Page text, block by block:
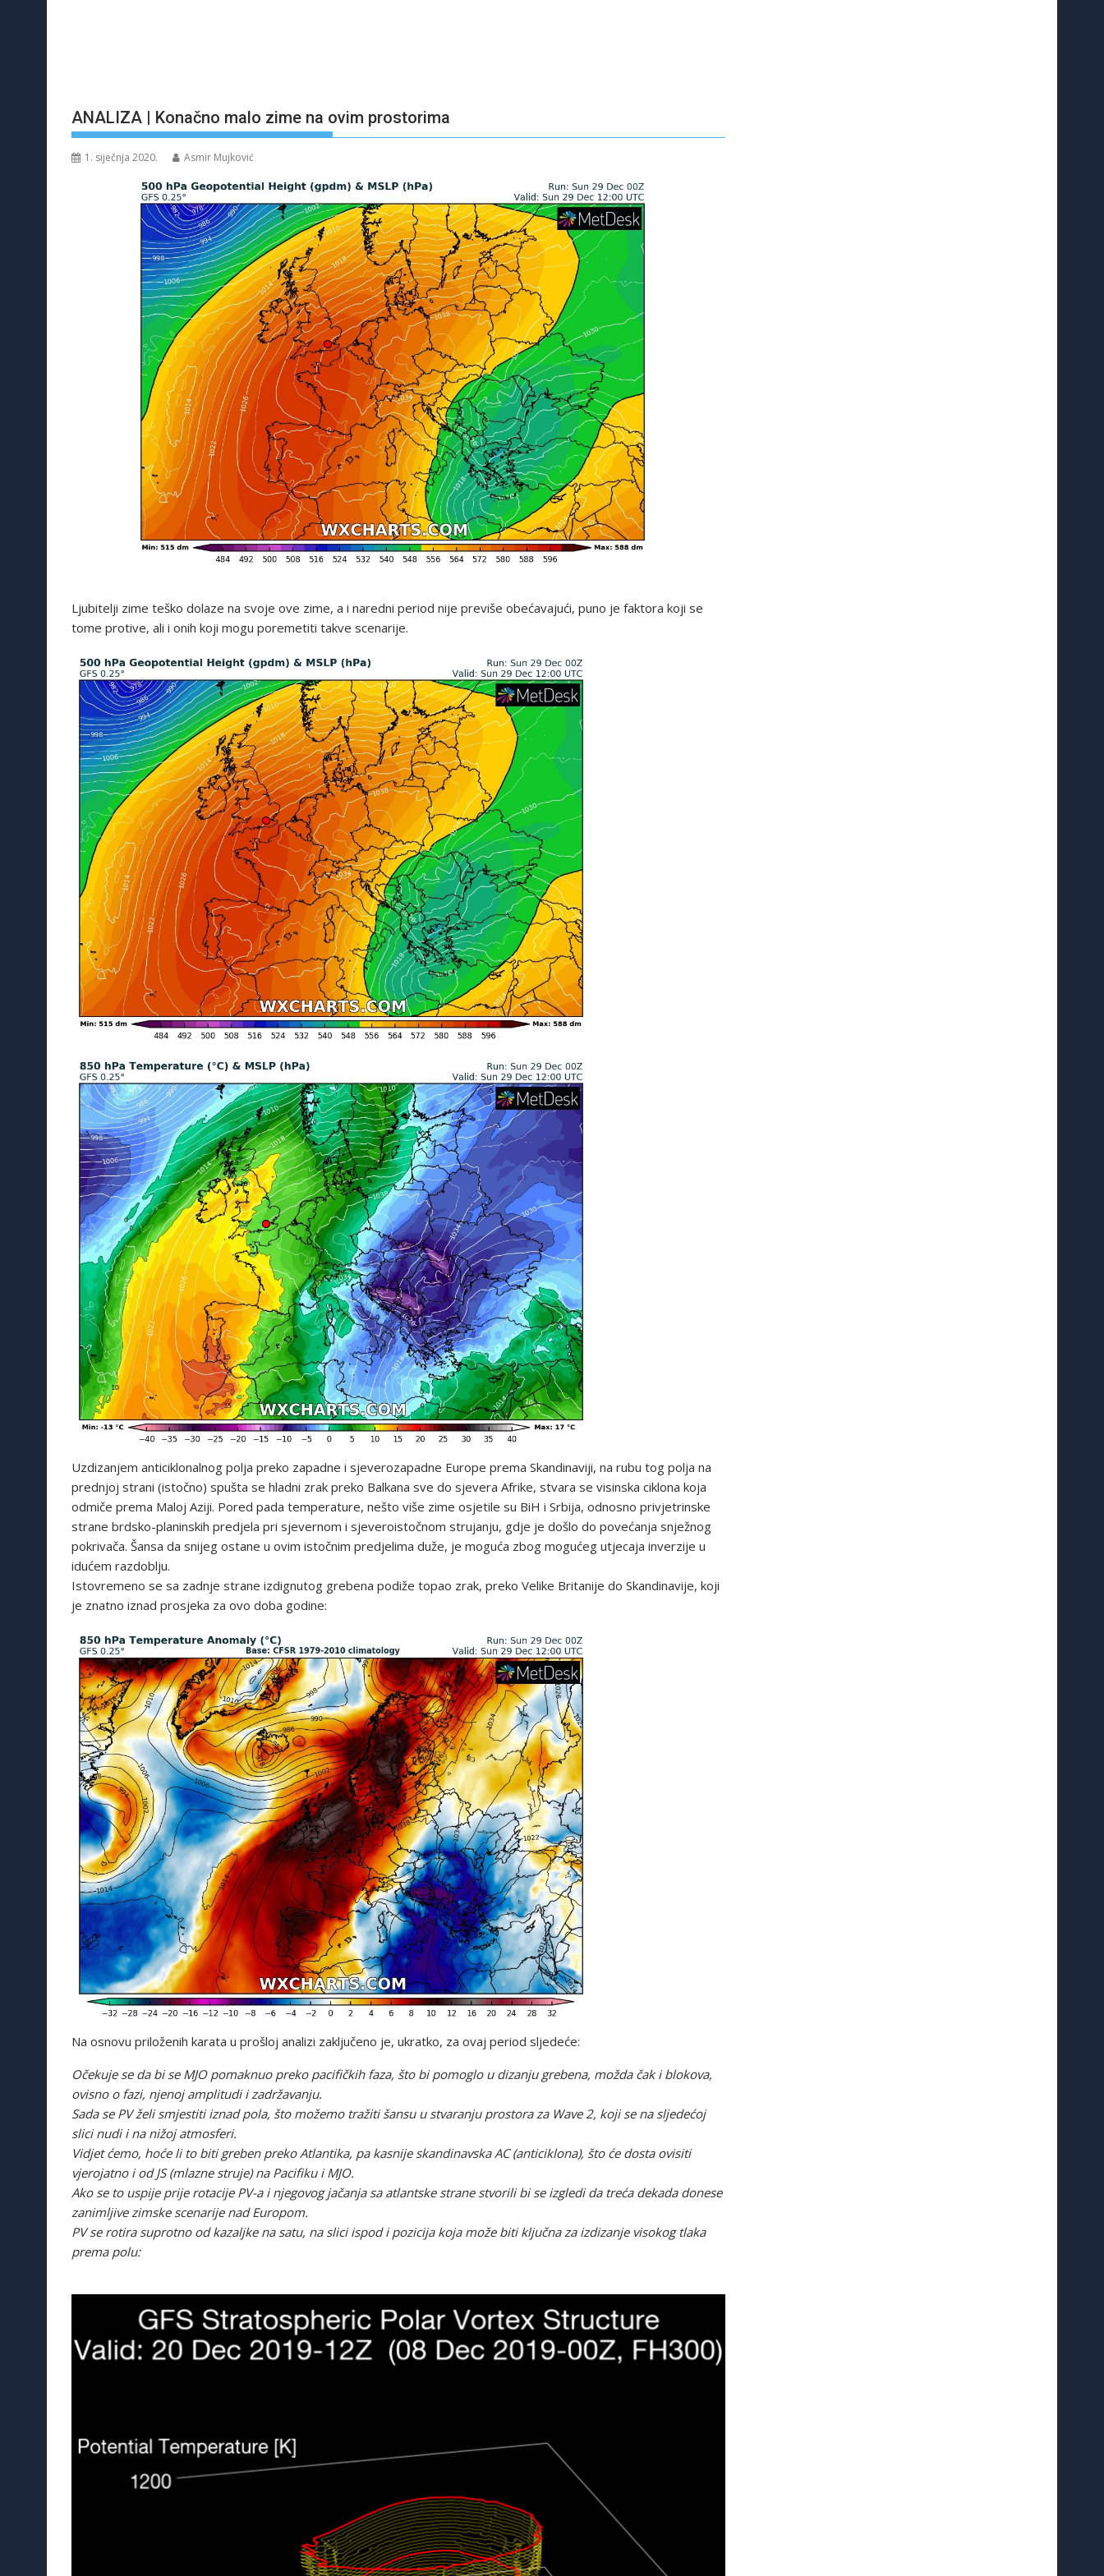
ANALIZA | Konačno malo zime na ovim prostorima
1. siječnja 2020. Asmir Mujković
Ljubitelji zime teško dolaze na svoje ove zime, a i naredni period nije previše obećavajući, puno je faktora koji se
tome protive, ali i onih koji mogu poremetiti takve scenarije.
Uzdizanjem anticiklonalnog polja preko zapadne i sjeverozapadne Europe prema Skandinaviji, na rubu tog polja na
prednjoj strani (istočno) spušta se hladni zrak preko Balkana sve do sjevera Afrike, stvara se visinska ciklona koja
odmiče prema Maloj Aziji. Pored pada temperature, nešto više zime osjetile su BiH i Srbija, odnosno privjetrinske
strane brdsko-planinskih predjela pri sjevernom i sjeveroistočnom strujanju, gdje je došlo do povećanja snježnog
pokrivača. Šansa da snijeg ostane u ovim istočnim predjelima duže, je moguća zbog mogućeg utjecaja inverzije u
idućem razdoblju.
Istovremeno se sa zadnje strane izdignutog grebena podiže topao zrak, preko Velike Britanije do Skandinavije, koji
je znatno iznad prosjeka za ovo doba godine:
Na osnovu priloženih karata u prošloj analizi zaključeno je, ukratko, za ovaj period sljedeće:
Očekuje se da bi se MJO pomaknuo preko pacifičkih faza, što bi pomoglo u dizanju grebena, možda čak i blokova,
ovisno o fazi, njenoj amplitudi i zadržavanju.
Sada se PV želi smjestiti iznad pola, što možemo tražiti šansu u stvaranju prostora za Wave 2, koji se na sljedećoj
slici nudi i na nižoj atmosferi.
Vidjet ćemo, hoće li to biti greben preko Atlantika, pa kasnije skandinavska AC (anticiklona), što će dosta ovisiti
vjerojatno i od JS (mlazne struje) na Pacifiku i MJO.
Ako se to uspije prije rotacije PV-a i njegovog jačanja sa atlantske strane stvorili bi se izgledi da treća dekada donese
zanimljive zimske scenarije nad Europom.
PV se rotira suprotno od kazaljke na satu, na slici ispod i pozicija koja može biti ključna za izdizanje visokog tlaka
prema polu: